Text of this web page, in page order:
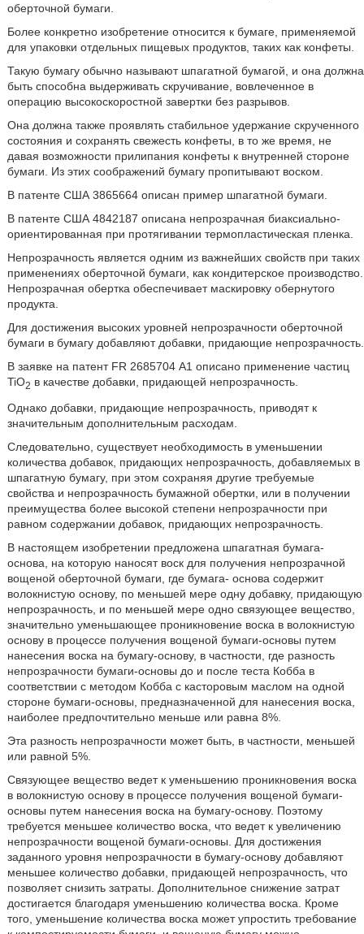
оберточной бумаги.
Более конкретно изобретение относится к бумаге, применяемой
для упаковки отдельных пищевых продуктов, таких как конфеты.
Такую бумагу обычно называют шпагатной бумагой, и она должна
быть способна выдерживать скручивание, вовлеченное в
операцию высокоскоростной завертки без разрывов.
Она должна также проявлять стабильное удержание скрученного
состояния и сохранять свежесть конфеты, в то же время, не
давая возможности прилипания конфеты к внутренней стороне
бумаги. Из этих соображений бумагу пропитывают воском.
В патенте США 3865664 описан пример шпагатной бумаги.
В патенте США 4842187 описана непрозрачная биаксиально-
ориентированная при протягивании термопластическая пленка.
Непрозрачность является одним из важнейших свойств при таких
применениях оберточной бумаги, как кондитерское производство.
Непрозрачная обертка обеспечивает маскировку обернутого
продукта.
Для достижения высоких уровней непрозрачности оберточной
бумаги в бумагу добавляют добавки, придающие непрозрачность.
В заявке на патент FR 2685704 А1 описано применение частиц
TiO2 в качестве добавки, придающей непрозрачность.
Однако добавки, придающие непрозрачность, приводят к
значительным дополнительным расходам.
Следовательно, существует необходимость в уменьшении
количества добавок, придающих непрозрачность, добавляемых в
шпагатную бумагу, при этом сохраняя другие требуемые
свойства и непрозрачность бумажной обертки, или в получении
преимущества более высокой степени непрозрачности при
равном содержании добавок, придающих непрозрачность.
В настоящем изобретении предложена шпагатная бумага-
основа, на которую наносят воск для получения непрозрачной
вощеной оберточной бумаги, где бумага- основа содержит
волокнистую основу, по меньшей мере одну добавку, придающую
непрозрачность, и по меньшей мере одно связующее вещество,
значительно уменьшающее проникновение воска в волокнистую
основу в процессе получения вощеной бумаги-основы путем
нанесения воска на бумагу-основу, в частности, где разность
непрозрачности бумаги-основы до и после теста Кобба в
соответствии с методом Кобба с касторовым маслом на одной
стороне бумаги-основы, предназначенной для нанесения воска,
наиболее предпочтительно меньше или равна 8%.
Эта разность непрозрачности может быть, в частности, меньшей
или равной 5%.
Связующее вещество ведет к уменьшению проникновения воска
в волокнистую основу в процессе получения вощеной бумаги-
основы путем нанесения воска на бумагу-основу. Поэтому
требуется меньшее количество воска, что ведет к увеличению
непрозрачности вощеной бумаги-основы. Для достижения
заданного уровня непрозрачности в бумагу-основу добавляют
меньшее количество добавки, придающей непрозрачность, что
позволяет снизить затраты. Дополнительное снижение затрат
достигается благодаря уменьшению количества воска. Кроме
того, уменьшение количества воска может упростить требование